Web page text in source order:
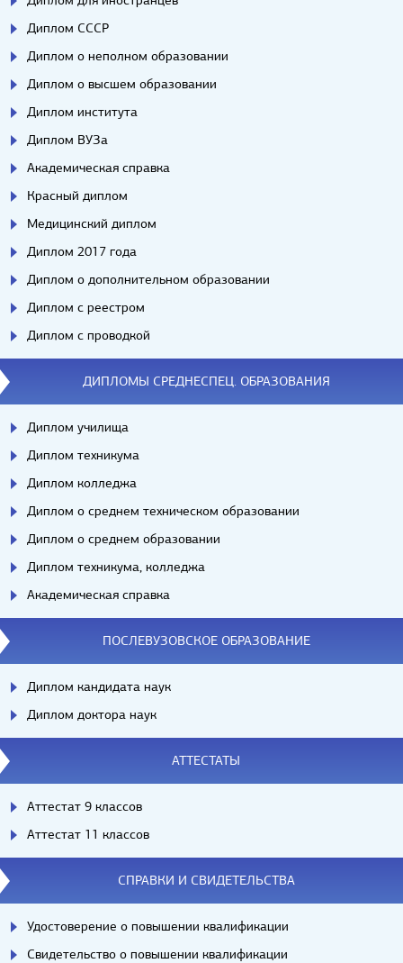
Диплом СССР
Диплом о неполном образовании
Диплом о высшем образовании
Диплом института
Диплом ВУЗа
Академическая справка
Красный диплом
Медицинский диплом
Диплом 2017 года
Диплом о дополнительном образовании
Диплом с реестром
Диплом с проводкой
ДИПЛОМЫ СРЕДНЕСПЕЦ. ОБРАЗОВАНИЯ
Диплом училища
Диплом техникума
Диплом колледжа
Диплом о среднем техническом образовании
Диплом о среднем образовании
Диплом техникума, колледжа
Академическая справка
ПОСЛЕВУЗОВСКОЕ ОБРАЗОВАНИЕ
Диплом кандидата наук
Диплом доктора наук
АТТЕСТАТЫ
Аттестат 9 классов
Аттестат 11 классов
СПРАВКИ И СВИДЕТЕЛЬСТВА
Удостоверение о повышении квалификации
Свидетельство о повышении квалификации